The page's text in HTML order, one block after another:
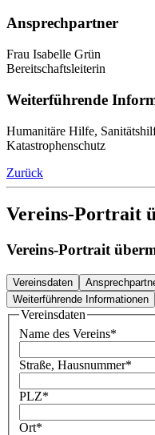
Ansprechpartner
Frau Isabelle Grün
Bereitschaftsleiterin
Weiterführende
Humanitäre Hilfe,
Katastrophenschutz
Zurück
Vereins-Portrait
Vereins-Portrait
Vereinsdaten
Weiterführende Informationen
Vereinsdaten
Name des Vereins*
Straße, Hausnummer*
PLZ*
Ort*